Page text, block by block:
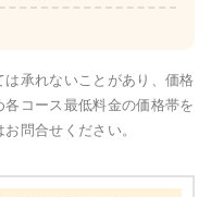
承れないことがあり、価格
コース最低料金の価格帯を
問合せください。